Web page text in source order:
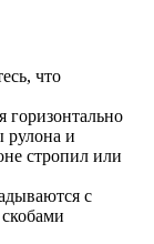
что
горизонтально
рулона и
стропил или
с